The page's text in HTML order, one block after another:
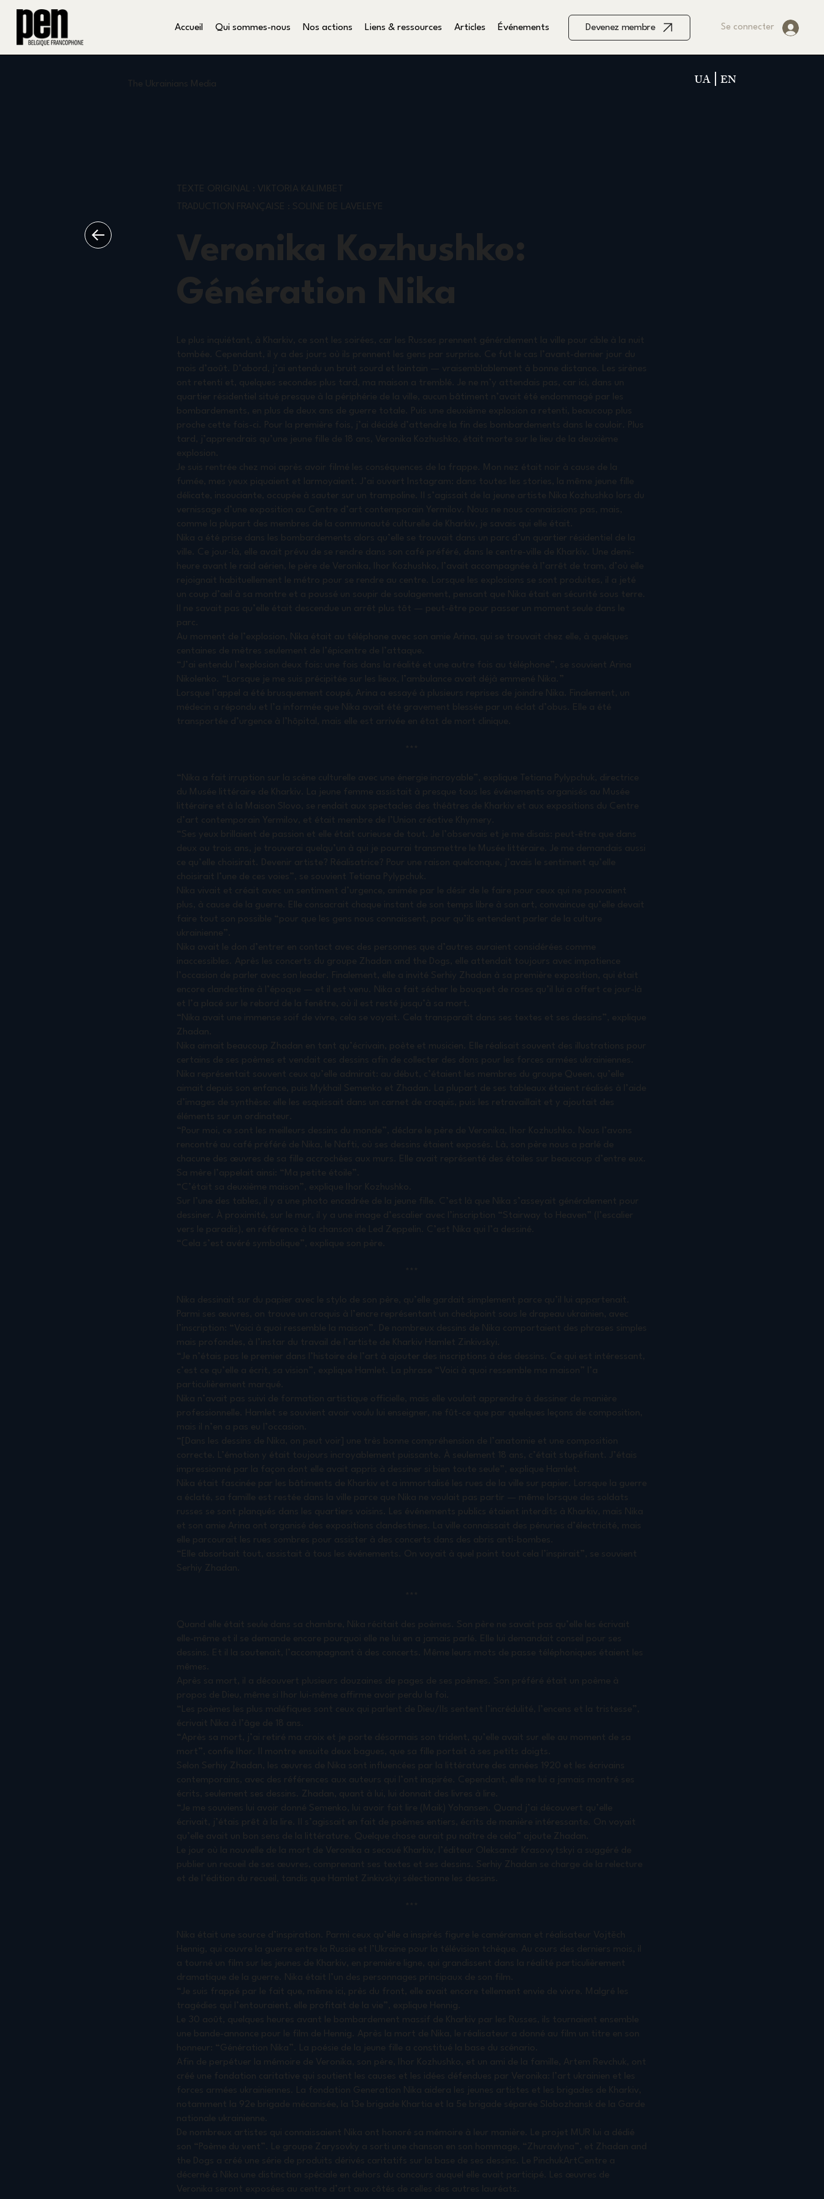
Accueil Qui sommes-nous Nos actions Liens & ressources Articles Événements Devenez membre Se connecter
TEXTE ORIGINAL : VIKTORIA KALIMBET
TRADUCTION FRANÇAISE : SOLINE DE LAVELEYE
Veronika Kozhushko:
Génération Nika
Le plus inquiétant, à Kharkiv, ce sont les soirées, car les Russes prennent généralement la ville pour cible à la nuit
tombée. Cependant, il y a des jours où ils prennent les gens par surprise. Ce fut le cas l’avant-dernier jour du
mois d’août. D’abord, j’ai entendu un bruit sourd et lointain — vraisemblablement à bonne distance. Les sirènes
ont retenti et, quelques secondes plus tard, ma maison a tremblé. Je ne m’y attendais pas, car ici, dans un
quartier résidentiel situé presque à la périphérie de la ville, aucun bâtiment n’avait été endommagé par les
bombardements, en plus de deux ans de guerre totale. Puis une deuxième explosion a retenti, beaucoup plus
proche cette fois-ci. Pour la première fois, j’ai décidé d’attendre la fin des bombardements dans le couloir. Plus
tard, j’apprendrais qu’une jeune fille de 18 ans, Veronika Kozhushko, était morte sur le lieu de la deuxième
explosion.
Je suis rentrée chez moi après avoir filmé les conséquences de la frappe. Mon nez était noir à cause de la
fumée, mes yeux piquaient et larmoyaient. J’ai ouvert Instagram: dans toutes les stories, la même jeune fille
délicate, insouciante, occupée à sauter sur un trampoline. Il s’agissait de la jeune artiste Nika Kozhushko lors du
vernissage d’une exposition au Centre d’art contemporain Yermilov. Nous ne nous connaissions pas, mais,
comme la plupart des membres de la communauté culturelle de Kharkiv, je savais qui elle était.
Nika a été prise dans les bombardements alors qu’elle se trouvait dans un parc d’un quartier résidentiel de la
ville. Ce jour-là, elle avait prévu de se rendre dans son café préféré, dans le centre-ville de Kharkiv. Une demi-
heure avant le raid aérien, le père de Veronika, Ihor Kozhushko, l’avait accompagnée à l’arrêt de tram, d’où elle
rejoignait habituellement le métro pour se rendre au centre. Lorsque les explosions se sont produites, il a jeté
un coup d’œil à sa montre et a poussé un soupir de soulagement, pensant que Nika était en sécurité sous terre.
Il ne savait pas qu’elle était descendue un arrêt plus tôt — peut-être pour passer un moment seule dans le
parc.
Au moment de l’explosion, Nika était au téléphone avec son amie Arina, qui se trouvait chez elle, à quelques
centaines de mètres seulement de l’épicentre de l’attaque.
“J’ai entendu l’explosion deux fois: une fois dans la réalité et une autre fois au téléphone”, se souvient Arina
Nikolenko. “Lorsque je me suis précipitée sur les lieux, l’ambulance avait déjà emmené Nika.”
Lorsque l’appel a été brusquement coupé, Arina a essayé à plusieurs reprises de joindre Nika. Finalement, un
médecin a répondu et l’a informée que Nika avait été gravement blessée par un éclat d’obus. Elle a été
transportée d’urgence à l’hôpital, mais elle est arrivée en état de mort clinique.
***
“Nika a fait irruption sur la scène culturelle avec une énergie incroyable”, explique Tetiana Pylypchuk, directrice
du Musée littéraire de Kharkiv. La jeune femme assistait à presque tous les événements organisés au Musée
littéraire et à la Maison Slovo, se rendait aux spectacles des théâtres de Kharkiv et aux expositions du Centre
d’art contemporain Yermilov, et était membre de l’Union créative Khymery.
“Ses yeux brillaient de passion et elle était curieuse de tout. Je l’observais et je me disais: peut-être que dans
deux ou trois ans, je trouverai quelqu’un à qui je pourrai transmettre le Musée littéraire. Je me demandais aussi
ce qu’elle choisirait. Devenir artiste? Réalisatrice? Pour une raison quelconque, j’avais le sentiment qu’elle
choisirait l’une de ces voies”, se souvient Tetiana Pylypchuk.
Nika vivait et créait avec un sentiment d’urgence, animée par le désir de le faire pour ceux qui ne pouvaient
plus, à cause de la guerre. Elle consacrait chaque instant de son temps libre à son art, convaincue qu’elle devait
faire tout son possible “pour que les gens nous connaissent, pour qu’ils entendent parler de la culture
ukrainienne”.
Nika avait le don d’entrer en contact avec des personnes que d’autres auraient considérées comme
inaccessibles. Après les concerts du groupe Zhadan and the Dogs, elle attendait toujours avec impatience
l’occasion de parler avec son leader. Finalement, elle a invité Serhiy Zhadan à sa première exposition, qui était
encore clandestine à l’époque — et il est venu. Nika a fait sécher le bouquet de roses qu’il lui a offert ce jour-là
et l’a placé sur le rebord de la fenêtre, où il est resté jusqu’à sa mort.
“Nika avait une immense soif de vivre, cela se voyait. Cela transparaît dans ses textes et ses dessins”, explique
Zhadan.
Nika aimait beaucoup Zhadan en tant qu’écrivain, poète et musicien. Elle réalisait souvent des illustrations pour
certains de ses poèmes et vendait ces dessins afin de collecter des dons pour les forces armées ukrainiennes.
Nika représentait souvent ceux qu’elle admirait: au début, c’étaient les membres du groupe Queen, qu’elle
aimait depuis son enfance, puis Mykhail Semenko et Zhadan. La plupart de ses tableaux étaient réalisés à l’aide
d’images de synthèse: elle les esquissait dans un carnet de croquis, puis les retravaillait et y ajoutait des
éléments sur un ordinateur.
“Pour moi, ce sont les meilleurs dessins du monde”, déclare le père de Veronika, Ihor Kozhushko. Nous l’avons
rencontré au café préféré de Nika, le Nafti, où ses dessins étaient exposés. Là, son père nous a parlé de
chacune des œuvres de sa fille accrochées aux murs. Elle avait représenté des étoiles sur beaucoup d’entre eux.
Sa mère l’appelait ainsi: “Ma petite étoile”.
“C’était sa deuxième maison”, explique Ihor Kozhushko.
Sur l’une des tables, il y a une photo encadrée de la jeune fille. C’est là que Nika s’asseyait généralement pour
dessiner. À proximité, sur le mur, il y a une image d’escalier avec l’inscription “Stairway to Heaven” (l’escalier
vers le paradis), en référence à la chanson de Led Zeppelin. C’est Nika qui l’a dessiné.
“Cela s’est avéré symbolique”, explique son père.
***
Nika dessinait sur du papier avec le stylo de son père, qu’elle gardait simplement parce qu’il lui appartenait.
Parmi ses œuvres, on trouve un croquis à l’encre représentant un checkpoint sous le drapeau ukrainien, avec
l’inscription: “Voici à quoi ressemble la maison”. De nombreux dessins de Nika comportaient des phrases simples
mais profondes, à l’instar du travail de l’artiste de Kharkiv Hamlet Zinkivskyi.
“Je n’étais pas le premier dans l’histoire de l’art à ajouter des inscriptions à des dessins. Ce qui est intéressant,
c’est ce qu’elle a écrit, sa vision”, explique Hamlet. La phrase “Voici à quoi ressemble ma maison” l’a
particulièrement marqué.
Nika n’avait pas suivi de formation artistique officielle, mais elle voulait apprendre à dessiner de manière
professionnelle. Hamlet se souvient avoir voulu lui enseigner, ne fût-ce que par quelques leçons de composition,
mais il n’en a pas eu l’occasion.
“[Dans les dessins de Nika, on peut voir] une très bonne compréhension de l’anatomie et une composition
correcte. L’émotion y était toujours incroyablement puissante. À seulement 18 ans, c’était stupéfiant. J’étais
impressionné par la façon dont elle avait appris à dessiner si bien toute seule”, explique Hamlet.
Nika était fascinée par les bâtiments de Kharkiv et a immortalisé les rues de la ville sur papier. Lorsque la guerre
a éclaté, sa famille est restée dans la ville parce que Nika ne voulait pas partir — même lorsque des soldats
russes se sont planqués dans les quartiers voisins. Les événements publics étaient interdits à Kharkiv, mais Nika
et son amie Arina ont organisé des expositions clandestines. La ville connaissait des pénuries d’électricité, mais
elle parcourait les rues sombres pour assister à des concerts dans des abris anti-bombes.
“Elle absorbait tout, assistait à tous les événements. On voyait à quel point tout cela l’inspirait”, se souvient
Serhiy Zhadan.
***
Quand elle était seule dans sa chambre, Nika récitait des poèmes. Son père ne savait pas qu’elle les écrivait
elle-même et il se demande encore pourquoi elle ne lui en a jamais parlé. Elle lui demandait conseil pour ses
dessins. Et il la soutenait, l’accompagnant à des concerts. Même leurs mots de passe téléphoniques étaient les
mêmes.
Après sa mort, il a découvert plusieurs douzaines de pages de ses poèmes. Son préféré était un poème à
propos de Dieu, même si Ihor lui-même affirme avoir perdu la foi.
“Les poèmes les plus maléfiques sont ceux qui parlent de Dieu/Ils sentent l’incrédulité, l’encens et la tristesse”,
écrivait Nika à l’âge de 18 ans.
“Après sa mort, j’ai retiré ma croix et je porte désormais son trident, qu’elle avait sur elle au moment de sa
mort”, confie Ihor. Il montre ensuite deux bagues, que sa fille portait à ses petits doigts.
Selon Serhiy Zhadan, les œuvres de Nika sont influencées par la littérature des années 1920 et les écrivains
contemporains, avec des références aux auteurs qui l’ont inspirée. Cependant, elle ne lui a jamais montré ses
écrits, seulement ses dessins. Zhadan, quant à lui, lui donnait des livres à lire.
“Je me souviens lui avoir donné Semenko, lui avoir fait lire (Maik) Yohansen. Quand j’ai découvert qu’elle
écrivait, j’étais prêt à la lire. Il s’agissait en fait de poèmes entiers, écrits de manière intéressante. On voyait
qu’elle avait un bon sens de la littérature. Quelque chose aurait pu naître de cela” ajoute Zhadan.
Le jour où la nouvelle de la mort de Veronika a secoué Kharkiv, l’éditeur Oleksandr Krasovytskyi a suggéré de
publier un recueil de ses œuvres, comprenant ses textes et ses dessins. Serhiy Zhadan se charge de la relecture
et de l’édition du recueil, tandis que Hamlet Zinkivskyi sélectionne les dessins.
***
Nika était une source d’inspiration. Parmi ceux qu’elle a inspirés figure le caméraman et réalisateur Vojtěch
Hennig, qui couvre la guerre entre la Russie et l’Ukraine pour la télévision tchèque. Au cours des derniers mois, il
a tourné un film sur les jeunes de Kharkiv, en première ligne, qui grandissent dans la réalité particulièrement
dramatique de la guerre. Nika était l’un des personnages principaux de son film.
“Je suis frappé par le fait que, même ici, près du front, elle avait encore tellement envie de vivre. Malgré les
tragédies qui l’entouraient, elle profitait de la vie”, explique Hennig.
Le 30 août, quelques heures avant le bombardement massif de Kharkiv par les Russes, ils tournaient ensemble
une bande-annonce pour le film de Hennig. Après la mort de Nika, le réalisateur a donné au film un titre en son
honneur: “Génération Nika”. La poésie de la jeune fille a constitué la base du scénario.
Afin de perpétuer la mémoire de Veronika, son père, Ihor Kozhushko, et un ami de la famille, Artem Revchuk, ont
créé une fondation caritative qui soutient les causes et les idées défendues par Veronika: l’art ukrainien et les
forces armées ukrainiennes. La fondation Generation Nika aidera les jeunes artistes et les brigades de Kharkiv,
notamment la 92e brigade mécanisée, la 13e brigade Khartia et la 5e brigade séparée Slobozhansk de la Garde
nationale ukrainienne.
De nombreux artistes qui connaissaient Nika ont honoré sa mémoire à leur manière. Le projet MUR lui a dédié
son “Poème du vent”. Le groupe Zarysovky a sorti une chanson en son hommage, “Zhuravlyna”, et Zhadan and
the Dogs a créé une série de produits dérivés caritatifs sur la base de ses dessins. Le PinchukArtCentre a
décerné à Nika une distinction spéciale en dehors du concours auquel elle avait participé. Les œuvres de
Veronika seront exposées au centre d’art aux côtés de celles des autres lauréats.
The Ukrainians Media UA EN